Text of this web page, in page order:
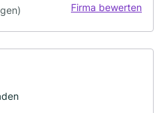
Firma bewerten